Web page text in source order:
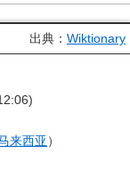
出典： Wiktionary
来西亚）